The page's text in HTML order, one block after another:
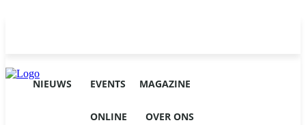
NIEUWS EVENTS MAGAZINE
ONLINE OVER ONS